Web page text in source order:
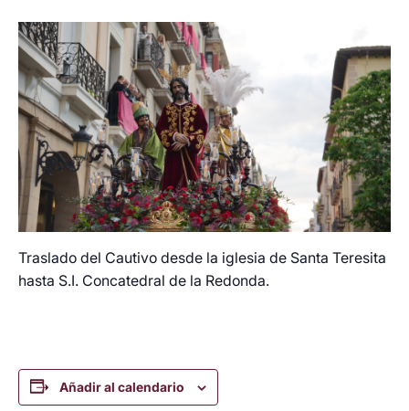
Traslado del Cautivo desde la iglesia de Santa Teresita
hasta S.I. Concatedral de la Redonda.
Añadir al calendario